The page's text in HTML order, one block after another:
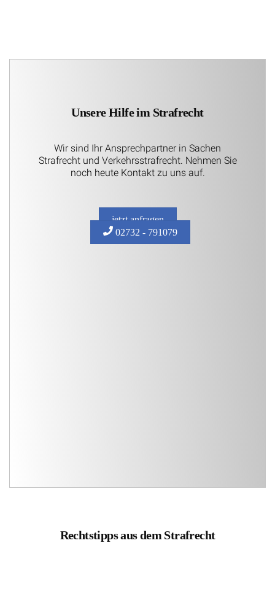
Unsere Hilfe im Strafrecht
Wir sind Ihr Ansprechpartner in Sachen
Strafrecht und Verkehrsstrafrecht. Nehmen Sie
noch heute Kontakt zu uns auf.
jetzt anfragen
02732 - 791079
Rechtstipps aus dem Strafrecht